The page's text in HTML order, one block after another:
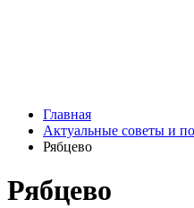
Главная
Актуальные советы и
Рябцево
Рябцево